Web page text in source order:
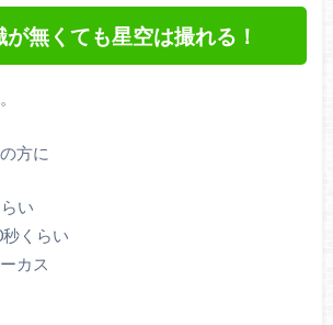
無くても星空は撮れる！
方に
い
くらい
カス